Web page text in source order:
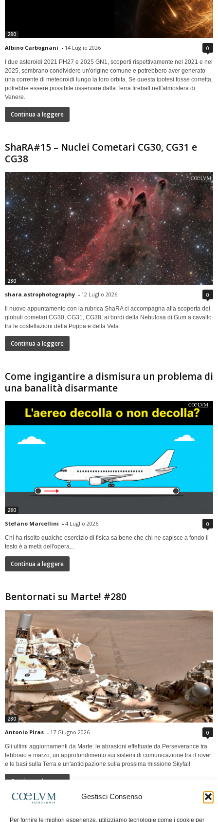
Gestisci Consenso
Per fornire le migliori esperienze, utilizziamo tecnologie come i cookie per
280
Albino Carbognani - 14 Luglio 2026 0
I due asteroidi 2021 PH27 e 2025 GN1, scoperti rispettivamente nel 2021 e nel
2025, sembrano condividere un'origine comune e potrebbero aver generato
una corrente di meteoroidi lungo la loro orbita. Se questa ipotesi fosse corretta,
potrebbe essere possibile osservare dalla Terra fireball nell'atmosfera di
Venere.
Continua a leggere
ShaRA#15 – Nuclei Cometari CG30, CG31 e
CG38
280
shara.astrophotography - 12 Luglio 2026 0
Il nuovo appuntamento con la rubrica ShaRA ci accompagna alla scoperta dei
globuli cometari CG30, CG31, CG38, ai bordi della Nebulosa di Gum a cavallo
tra le costellazioni della Poppa e della Vela
Continua a leggere
Come ingigantire a dismisura un problema di
una banalità disarmante
280
Stefano Marcellini - 4 Luglio 2026 0
Chi ha risolto qualche esercizio di fisica sa bene che chi ne capisce a fondo il
testo è a metà dell'opera...
Continua a leggere
Bentornati su Marte! #280
280
Antonio Piras - 17 Giugno 2026 0
Gli ultimi aggiornamenti da Marte: le abrasioni effettuate da Perseverance tra
febbraio e marzo, un approfondimento sui sistemi di comunicazione tra il rover
e le basi sulla Terra e un'anticipazione sulla prossima missione Skyfall
Continua a leggere